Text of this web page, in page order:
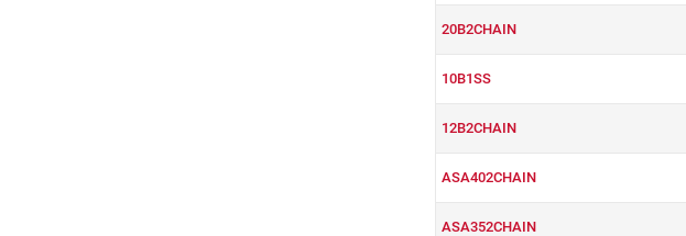
20B2CHAIN
10B1SS
12B2CHAIN
ASA402CHAIN
ASA352CHAIN